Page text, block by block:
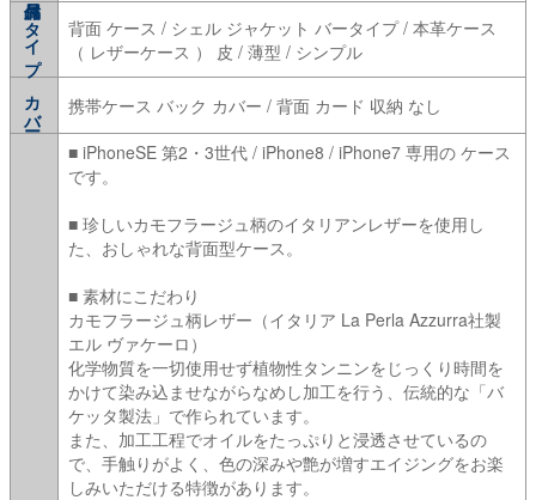
タイプ
背面 ケース / シェル ジャケット バータイプ / 本革ケース
（ レザーケース ） 皮 / 薄型 / シンプル
カバー
携帯ケース バック カバー / 背面 カード 収納 なし
■ iPhoneSE 第2・3世代 / iPhone8 / iPhone7 専用の ケース
です。
■ 珍しいカモフラージュ柄のイタリアンレザーを使用し
た、おしゃれな背面型ケース。
■ 素材にこだわり
カモフラージュ柄レザー（イタリア La Perla Azzurra社製
エル ヴァケーロ）
化学物質を一切使用せず植物性タンニンをじっくり時間を
かけて染み込ませながらなめし加工を行う、伝統的な「バ
ケッタ製法」で作られています。
また、加工工程でオイルをたっぷりと浸透させているの
で、手触りがよく、色の深みや艶が増すエイジングをお楽
しみいただける特徴があります。